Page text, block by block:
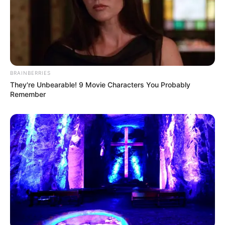
VEJA TAMBÉM:
+Requerimento para pagamento do novo Piso Salarial de R$
2.424,00 para ACS/ACE.
Entendam o processo do reajuste do Piso, conforme
esclarecimentos do senador Collor.
BRAINBERRIES
They're Unbearable! 9 Movie Characters You Probably
Remember